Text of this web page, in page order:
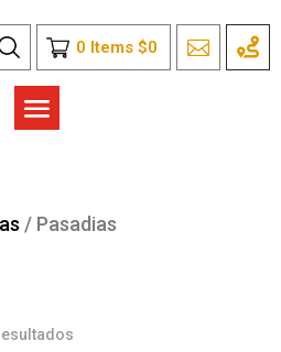
0 Items $0
/ Pasadias